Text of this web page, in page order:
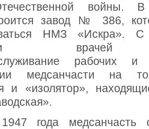
войны.
завод № 386,
НМЗ «Искра».
врачей
рабочих
медсанчасти на
и «изолятор»,
года медсанчасть